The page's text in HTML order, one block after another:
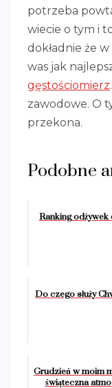
potrzeba
wiecie o tym i
dokładnie że
was jak
gęstościomierz
zawodowe. O
przekona.
Podobne
Ranking odżywek
Do czego służy
Grudzień w moim
świąteczna